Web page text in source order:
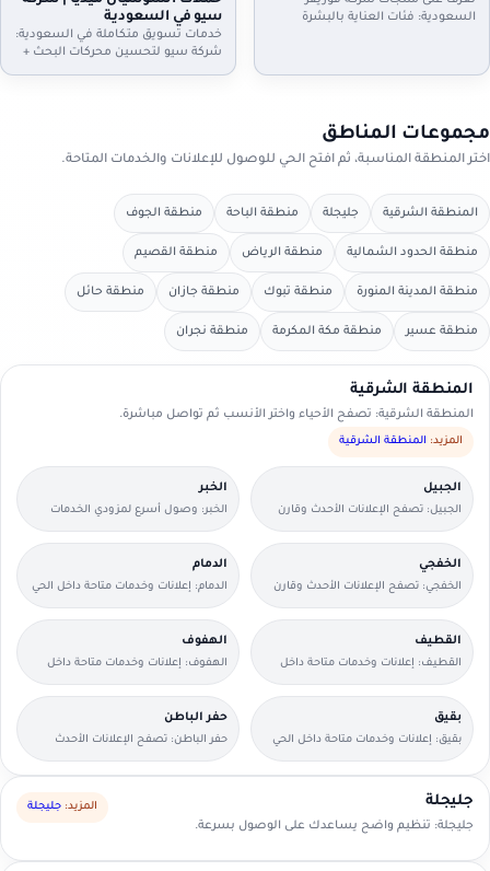
تناسب مساحتك
الخدمة المناسبة وتعرف خطوات النقل
والتسعير
السعودية: فئات العناية بالبشرة
إعلانك السعودية.
سيو في السعودية
خدمات تسويق متكاملة في السعودية:
شركة سيو لتحسين محركات البحث +
مجموعات المناطق
اختر المنطقة المناسبة، ثم افتح الحي للوصول للإعلانات والخدمات المتاحة.
المنطقة الشرقية جليجلة منطقة الباحة منطقة الجوف
منطقة الحدود الشمالية منطقة الرياض منطقة القصيم
منطقة المدينة المنورة منطقة تبوك منطقة جازان منطقة حائل
منطقة عسير منطقة مكة المكرمة منطقة نجران
المنطقة الشرقية
المنطقة الشرقية: تصفح الأحياء واختر الأنسب ثم تواصل مباشرة.
المزيد: المنطقة الشرقية
الجبيل
الجبيل: تصفح الإعلانات الأحدث وقارن
التفاصيل بسرعة.
الخبر
الخبر: وصول أسرع لمزودي الخدمات
القريبين منك.
الخفجي
الخفجي: تصفح الإعلانات الأحدث وقارن
التفاصيل بسرعة.
الدمام
الدمام: إعلانات وخدمات متاحة داخل الحي
مع وسائل تواصل مباشرة.
القطيف
القطيف: إعلانات وخدمات متاحة داخل
الحي مع وسائل تواصل مباشرة.
الهفوف
الهفوف: إعلانات وخدمات متاحة داخل
الحي مع وسائل تواصل مباشرة.
بقيق
بقيق: إعلانات وخدمات متاحة داخل الحي
مع وسائل تواصل مباشرة.
حفر الباطن
حفر الباطن: تصفح الإعلانات الأحدث
وقارن التفاصيل بسرعة.
جليجلة
جليجلة: تنظيم واضح يساعدك على الوصول بسرعة.
المزيد: جليجلة